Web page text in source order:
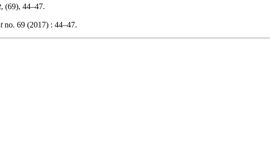
, (69), 44–47.
no. 69 (2017) : 44–47.